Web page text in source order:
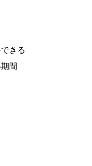
きる
間